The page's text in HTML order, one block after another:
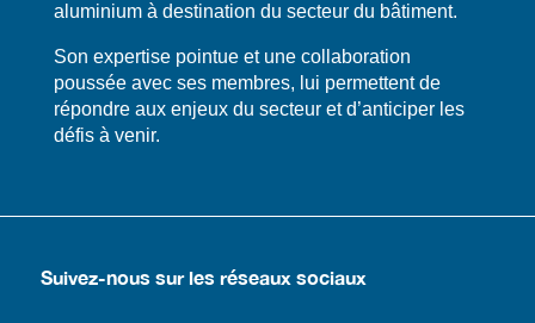
aluminium à destination du secteur du bâtiment.
​​Son expertise pointue et une collaboration
poussée avec ses membres, lui permettent de
répondre aux enjeux du secteur et d’anticiper les
défis à venir.
Suivez-nous sur les réseaux sociaux